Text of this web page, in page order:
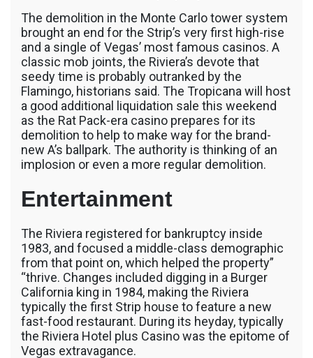
The demolition in the Monte Carlo tower system
brought an end for the Strip’s very first high-rise
and a single of Vegas’ most famous casinos. A
classic mob joints, the Riviera’s devote that
seedy time is probably outranked by the
Flamingo, historians said. The Tropicana will host
a good additional liquidation sale this weekend
as the Rat Pack-era casino prepares for its
demolition to help to make way for the brand-
new A’s ballpark. The authority is thinking of an
implosion or even a more regular demolition.
Entertainment
The Riviera registered for bankruptcy inside
1983, and focused a middle-class demographic
from that point on, which helped the property”
“thrive. Changes included digging in a Burger
California king in 1984, making the Riviera
typically the first Strip house to feature a new
fast-food restaurant. During its heyday, typically
the Riviera Hotel plus Casino was the epitome of
Vegas extravagance.